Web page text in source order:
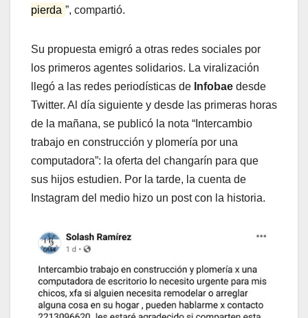
pierda ”, compartió.
Su propuesta emigró a otras redes sociales por
los primeros agentes solidarios. La viralización
llegó a las redes periodísticas de Infobae desde
Twitter. Al día siguiente y desde las primeras horas
de la mañana, se publicó la nota “Intercambio
trabajo en construcción y plomería por una
computadora”: la oferta del changarín para que
sus hijos estudien. Por la tarde, la cuenta de
Instagram del medio hizo un post con la historia.